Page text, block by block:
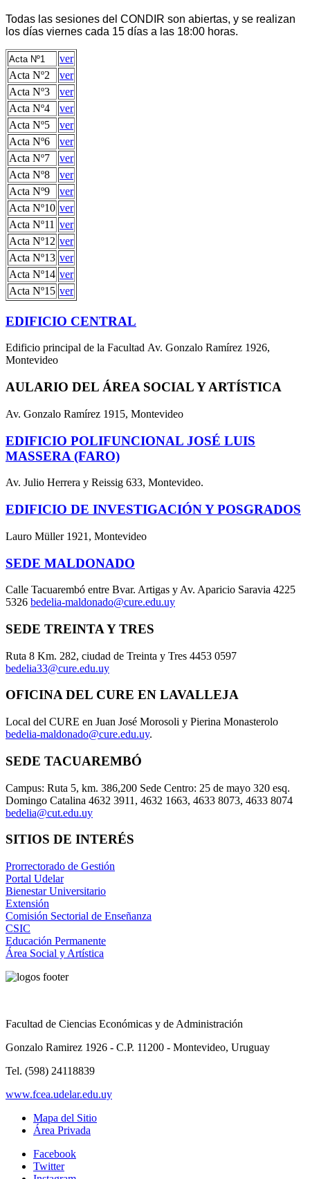
Todas las sesiones del CONDIR son abiertas, y se realizan
los días viernes cada 15 días a las 18:00 horas.
Acta Nº1
ver
Acta Nº2
ver
Acta Nº3
ver
Acta Nº4
ver
Acta Nº5
ver
Acta Nº6
ver
Acta Nº7
ver
Acta Nº8
ver
Acta Nº9
ver
Acta Nº10 ver
Acta Nº11 ver
Acta Nº12 ver
Acta Nº13 ver
Acta Nº14 ver
Acta Nº15 ver
EDIFICIO CENTRAL
Edificio principal de la Facultad Av. Gonzalo Ramírez 1926,
Montevideo
AULARIO DEL ÁREA SOCIAL Y ARTÍSTICA
Av. Gonzalo Ramírez 1915, Montevideo
EDIFICIO POLIFUNCIONAL JOSÉ LUIS
MASSERA (FARO)
Av. Julio Herrera y Reissig 633, Montevideo.
EDIFICIO DE INVESTIGACIÓN Y POSGRADOS
Lauro Müller 1921, Montevideo
SEDE MALDONADO
Calle Tacuarembó entre Bvar. Artigas y Av. Aparicio Saravia 4225
5326 bedelia-maldonado@cure.edu.uy
SEDE TREINTA Y TRES
Ruta 8 Km. 282, ciudad de Treinta y Tres 4453 0597
bedelia33@cure.edu.uy
OFICINA DEL CURE EN LAVALLEJA
Local del CURE en Juan José Morosoli y Pierina Monasterolo
bedelia-maldonado@cure.edu.uy.
SEDE TACUAREMBÓ
Campus: Ruta 5, km. 386,200 Sede Centro: 25 de mayo 320 esq.
Domingo Catalina 4632 3911, 4632 1663, 4633 8073, 4633 8074
bedelia@cut.edu.uy
SITIOS DE INTERÉS
Prorrectorado de Gestión
Portal Udelar
Bienestar Universitario
Extensión
Comisión Sectorial de Enseñanza
CSIC
Educación Permanente
Área Social y Artística
Facultad de Ciencias Económicas y de Administración
Gonzalo Ramirez 1926 - C.P. 11200 - Montevideo, Uruguay
Tel. (598) 24118839
www.fcea.udelar.edu.uy
Mapa del Sitio
Área Privada
Facebook
Twitter